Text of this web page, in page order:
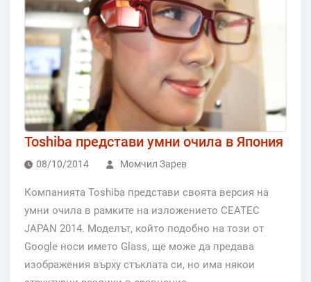
Toshiba представи умни очила в Япония
08/10/2014 Момчил Зарев
Компанията Toshiba представи своята версия на
умни очила в рамките на изложението CEATEC
JAPAN 2014. Моделът, който подобно на този от
Google носи името Glass, ще може да предава
изображения върху стъклата си, но има някои